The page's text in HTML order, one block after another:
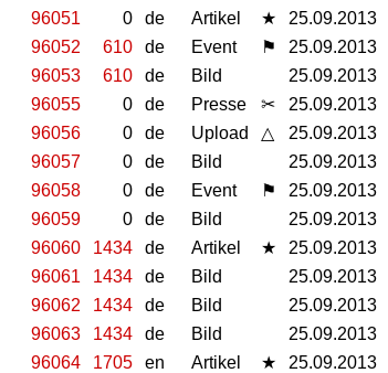
96051
0 de Artikel ★ 25.09.2013
96052
610 de Event ⚑ 25.09.2013
96053
610 de Bild 25.09.2013
96055
0 de Presse ✂ 25.09.2013
96056
0 de Upload △ 25.09.2013
96057
0 de Bild 25.09.2013
96058
0 de Event ⚑ 25.09.2013
96059
0 de Bild 25.09.2013
96060
1434 de Artikel ★ 25.09.2013
96061
1434 de Bild 25.09.2013
96062
1434 de Bild 25.09.2013
96063
1434 de Bild 25.09.2013
96064
1705 en Artikel ★ 25.09.2013